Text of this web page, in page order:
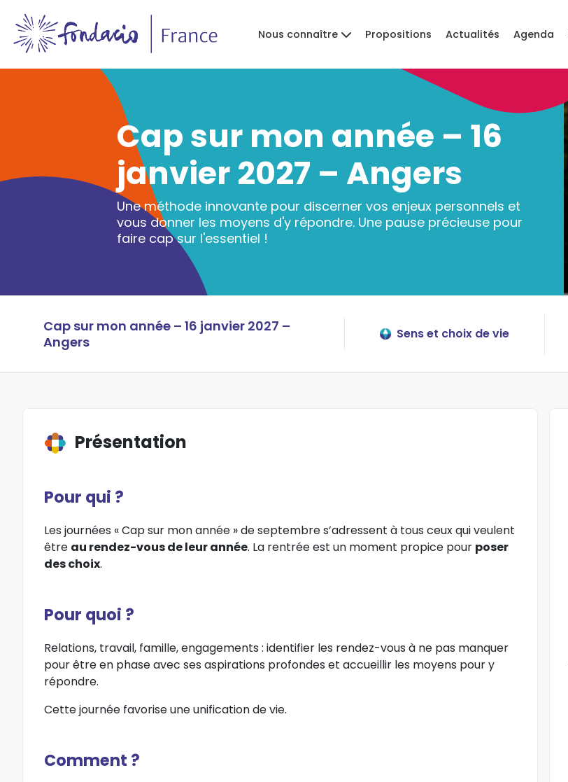
Nous connaître Propositions Actualités Agenda
Cap sur mon année – 16
janvier 2027 – Angers
Une méthode innovante pour discerner vos enjeux personnels et
vous donner les moyens d'y répondre. Une pause précieuse pour
faire cap sur l'essentiel !
Cap sur mon année – 16 janvier 2027 –
Angers
Sens et choix de vie
Présentation
Pour qui ?
Les journées « Cap sur mon année » de septembre s’adressent à tous ceux qui veulent
être au rendez-vous de leur année. La rentrée est un moment propice pour poser
des choix.
Pour quoi ?
Relations, travail, famille, engagements : identifier les rendez-vous à ne pas manquer
pour être en phase avec ses aspirations profondes et accueillir les moyens pour y
répondre.
Cette journée favorise une unification de vie.
Comment ?